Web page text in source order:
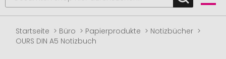
Startseite Büro Papierprodukte
Notizbücher
OURS DIN A5 Notizbuch